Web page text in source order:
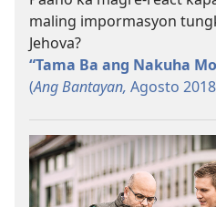
maling impormasyon
Jehova?
“Tama Ba ang Nakuha
(Ang Bantayan, Agosto